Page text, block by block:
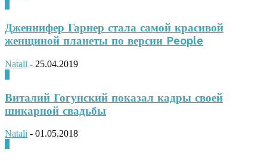
Дженнифер Гарнер стала самой красивой
женщиной планеты по версии People
Natali - 25.04.2019
Виталий Гогунский показал кадры своей
шикарной свадьбы
Natali - 01.05.2018